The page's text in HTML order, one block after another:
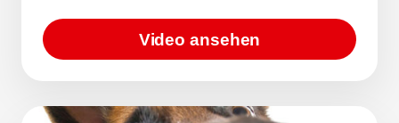
Video ansehen